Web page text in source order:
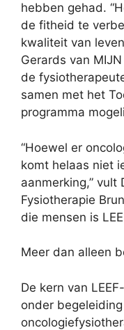
hebben gehad.
de fitheid te
kwaliteit van
Gerards van
de
samen met het
programma
“Hoewel er
komt helaas niet
aanmerking,” vult
Fysiotherapie
die mensen is
Meer dan alleen
De kern van
onder